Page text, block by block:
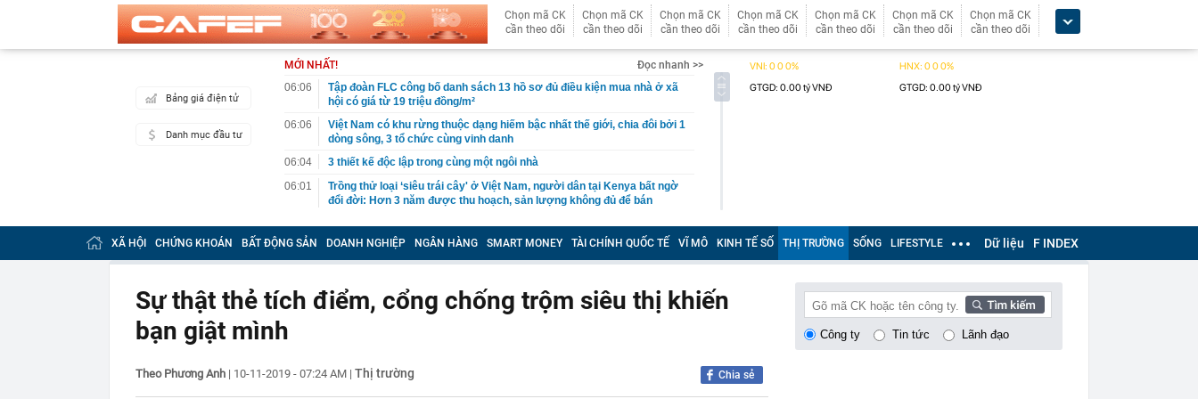
Chọn mã CK
cần theo dõi
Chọn mã CK
cần theo dõi
Chọn mã CK
cần theo dõi
Chọn mã CK
cần theo dõi
Chọn mã CK
cần theo dõi
Chọn mã CK
cần theo dõi
Chọn mã CK
cần theo dõi
Bảng giá điện tử
Danh mục đầu tư
MỚI NHẤT!
Đọc nhanh >>
06:06
Tập đoàn FLC công bố danh sách 13 hồ sơ đủ điều kiện mua nhà ở xã
hội có giá từ 19 triệu đồng/m²
06:06
Việt Nam có khu rừng thuộc dạng hiếm bậc nhất thế giới, chia đôi bởi 1
dòng sông, 3 tổ chức cùng vinh danh
06:04
3 thiết kế độc lập trong cùng một ngôi nhà
06:01
Trồng thử loại ‘siêu trái cây' ở Việt Nam, người dân tại Kenya bất ngờ
đổi đời: Hơn 3 năm được thu hoạch, sản lượng không đủ để bán
05:34
Vì sao ăn chuối xong KHÔNG NÊN vứt vỏ?
00:40
Việt Nam có 1 bệnh viện đạt doanh thu gần 1.000 tỷ đồng chỉ trong nửa
năm: Từng chi gần 200 tỷ đưa công nghệ tiên tiến nhất thế giới về
00:37
Việt Nam có đỉnh núi ít người biết cao hơn 3.000 m: Sở hữu rừng đỗ
quyên đẹp bậc nhất Tây Bắc, mùa đông phủ băng giá trắng xóa
00:27
XÃ HỘI CHỨNG KHOÁN BẤT ĐỘNG SẢN DOANH NGHIỆP NGÂN HÀNG SMART MONEY TÀI CHÍNH QUỐC TẾ VĨ MÔ KINH TẾ SỐ THỊ TRƯỜNG SỐNG LIFESTYLE Dữ liệu F INDEX
Sự thật thẻ tích điểm, cổng chống trộm siêu thị khiến
bạn giật mình
Theo Phương Anh | 10-11-2019 - 07:24 AM | Thị trường Chia sẻ
Công ty Tin tức Lãnh đạo